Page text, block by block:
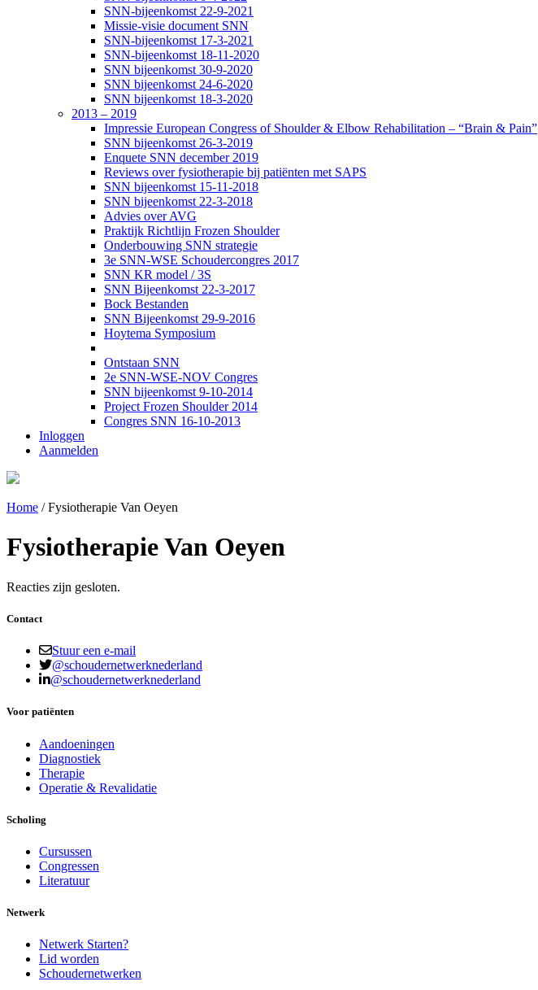
SNN-bijeenkomst 22-9-2021
Missie-visie document SNN
SNN-bijeenkomst 17-3-2021
SNN-bijeenkomst 18-11-2020
SNN bijeenkomst 30-9-2020
SNN bijeenkomst 24-6-2020
SNN bijeenkomst 18-3-2020
2013 – 2019
Impressie European Congress of Shoulder & Elbow Rehabilitation – “Brain & Pain”
SNN bijeenkomst 26-3-2019
Enquete SNN december 2019
Reviews over fysiotherapie bij patiënten met SAPS
SNN bijeenkomst 15-11-2018
SNN bijeenkomst 22-3-2018
Advies over AVG
Praktijk Richtlijn Frozen Shoulder
Onderbouwing SNN strategie
3e SNN-WSE Schoudercongres 2017
SNN KR model / 3S
SNN Bijeenkomst 22-3-2017
Bock Bestanden
SNN Bijeenkomst 29-9-2016
Hoytema Symposium
Ontstaan SNN
2e SNN-WSE-NOV Congres
SNN bijeenkomst 9-10-2014
Project Frozen Shoulder 2014
Congres SNN 16-10-2013
Inloggen
Aanmelden
Home /Fysiotherapie Van Oeyen
Fysiotherapie Van Oeyen
Reacties zijn gesloten.
Contact
Stuur een e-mail
@schoudernetwerknederland
@schoudernetwerknederland
Voor patiënten
Aandoeningen
Diagnostiek
Therapie
Operatie & Revalidatie
Scholing
Cursussen
Congressen
Literatuur
Netwerk
Netwerk Starten?
Lid worden
Schoudernetwerken